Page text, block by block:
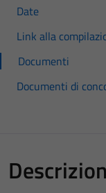
Date
Link alla
Documenti
Documenti di